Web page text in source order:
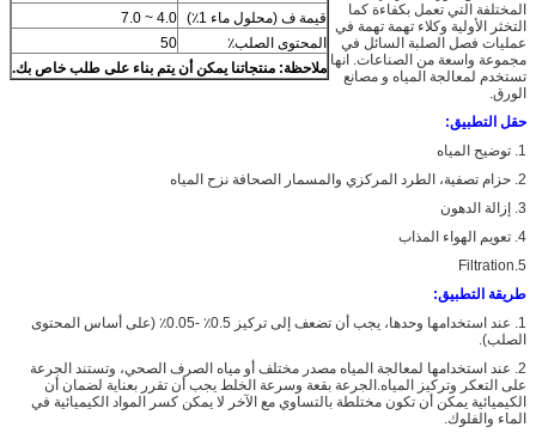
قيمة ف (محلول ماء 1٪)
4.0 ~ 7.0
المحتوى الصلب٪
50
ملاحظة: منتجاتنا يمكن أن يتم بناء على طلب خاص بك.
المختلفة التي تعمل بكفاءة كما
التخثر الأولية وكلاء تهمة تهمة في
عمليات فصل الصلبة السائل في
مجموعة واسعة من الصناعات. انها
تستخدم لمعالجة المياه و مصانع
الورق.
حقل التطبيق:
1. توضيح المياه
2. حزام تصفية، الطرد المركزي والمسمار الصحافة نزح المياه
3. إزالة الدهون
4. تعويم الهواء المذاب
5.Filtration
طريقة التطبيق:
1. عند استخدامها وحدها، يجب أن تضعف إلى تركيز 0.5٪ -0.05٪ (على أساس المحتوى
الصلب).
2. عند استخدامها لمعالجة المياه مصدر مختلف أو مياه الصرف الصحي، وتستند الجرعة
على التعكر وتركيز المياه.الجرعة بقعة وسرعة الخلط يجب أن تقرر بعناية لضمان أن
الكيميائية يمكن أن تكون مختلطة بالتساوي مع الآخر لا يمكن كسر المواد الكيميائية في
الماء والفلوك.